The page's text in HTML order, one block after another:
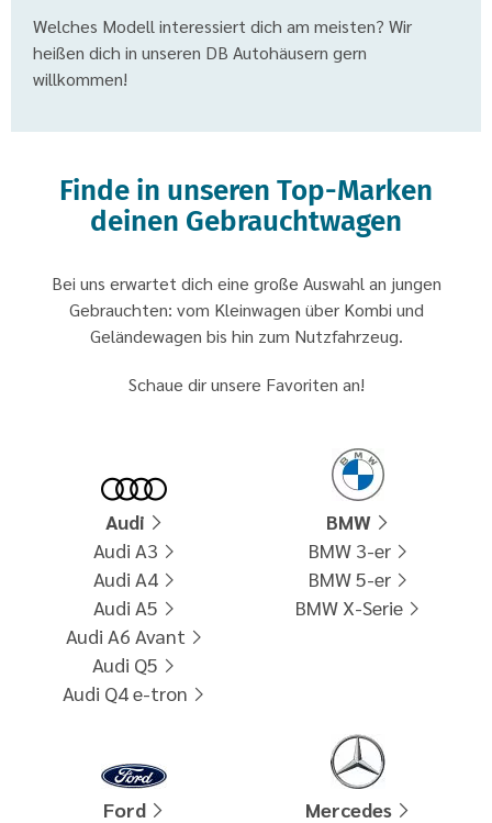
Welches Modell interessiert dich am meisten? Wir
heißen dich in unseren DB Autohäusern gern
willkommen!
Finde in unseren Top-Marken
deinen Gebrauchtwagen
Bei uns erwartet dich eine große Auswahl an jungen
Gebrauchten: vom Kleinwagen über Kombi und
Geländewagen bis hin zum Nutzfahrzeug.
Schaue dir unsere Favoriten an!
Audi
Audi A3
Audi A4
Audi A5
Audi A6 Avant
Audi Q5
Audi Q4 e-tron
BMW
BMW 3-er
BMW 5-er
BMW X-Serie
Ford
Mercedes